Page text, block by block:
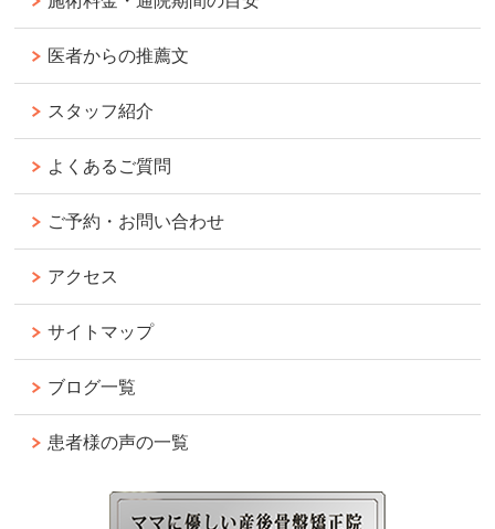
医者からの推薦文
スタッフ紹介
よくあるご質問
ご予約・お問い合わせ
アクセス
サイトマップ
ブログ一覧
患者様の声の一覧